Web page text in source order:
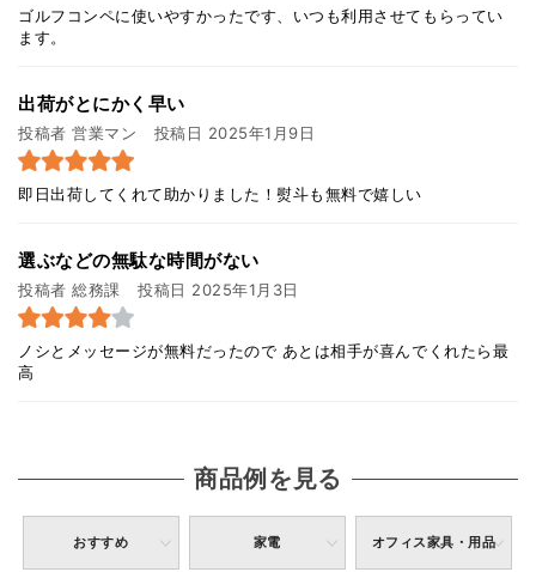
ゴルフコンペに使いやすかったです、いつも利用させてもらってい
ます。
出荷がとにかく早い
投稿者 営業マン 投稿日 2025年1月9日
即日出荷してくれて助かりました！熨斗も無料で嬉しい
選ぶなどの無駄な時間がない
投稿者 総務課 投稿日 2025年1月3日
ノシとメッセージが無料だったので あとは相手が喜んでくれたら最
高
商品例を見る
おすすめ 家電 オフィス家具・用品